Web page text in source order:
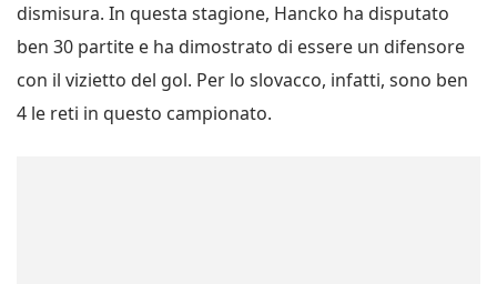
dismisura. In questa stagione, Hancko ha disputato
ben 30 partite e ha dimostrato di essere un difensore
con il vizietto del gol. Per lo slovacco, infatti, sono ben
4 le reti in questo campionato.